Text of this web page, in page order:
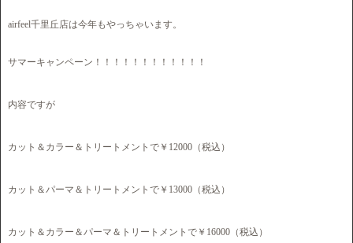
airfeel千里丘店は今年もやっちゃいます。
サマーキャンペーン！！！！！！！！！！！！
内容ですが
カット＆カラー＆トリートメントで￥12000（税込）
カット＆パーマ＆トリートメントで￥13000（税込）
カット＆カラー＆パーマ＆トリートメントで￥16000（税込）